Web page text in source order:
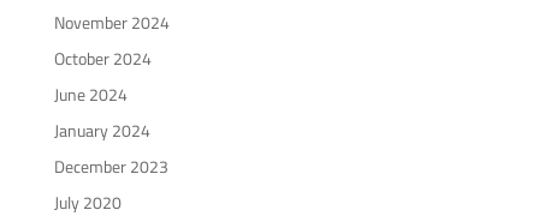
November 2024
October 2024
June 2024
January 2024
December 2023
July 2020